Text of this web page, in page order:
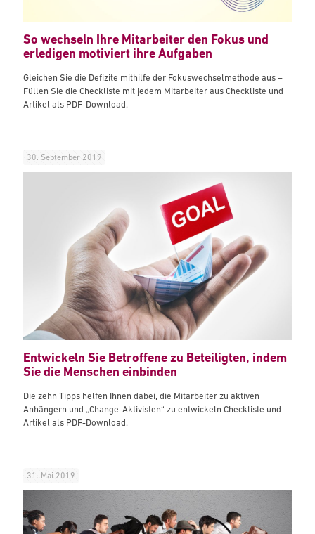
So wechseln Ihre Mitarbeiter den Fokus und
erledigen motiviert ihre Aufgaben
Gleichen Sie die Defizite mithilfe der Fokuswechselmethode aus –
Füllen Sie die Checkliste mit jedem Mitarbeiter aus Checkliste und
Artikel als PDF-Download.
30. September 2019
Entwickeln Sie Betroffene zu Beteiligten, indem
Sie die Menschen einbinden
Die zehn Tipps helfen Ihnen dabei, die Mitarbeiter zu aktiven
Anhängern und „Change-Aktivisten“ zu entwickeln Checkliste und
Artikel als PDF-Download.
31. Mai 2019